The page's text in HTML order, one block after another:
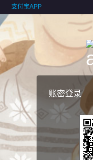
支付宝APP
账密登录